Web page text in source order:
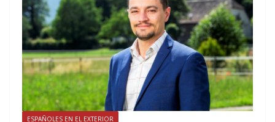
ESPAÑOLES EN EL EXTERIOR